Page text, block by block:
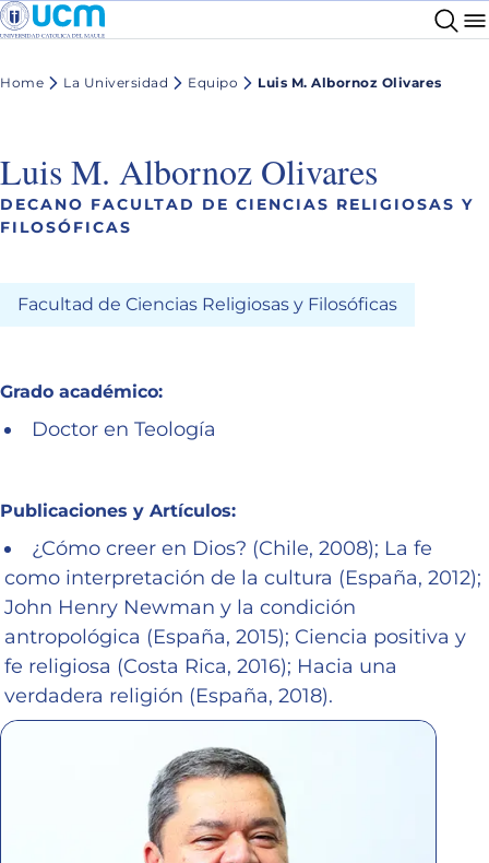
Home La Universidad Equipo Luis M. Albornoz Olivares
Luis M. Albornoz Olivares
DECANO FACULTAD DE CIENCIAS RELIGIOSAS Y
FILOSÓFICAS
Facultad de Ciencias Religiosas y Filosóficas
Grado académico:
Doctor en Teología
Publicaciones y Artículos:
¿Cómo creer en Dios? (Chile, 2008); La fe
como interpretación de la cultura (España, 2012);
John Henry Newman y la condición
antropológica (España, 2015); Ciencia positiva y
fe religiosa (Costa Rica, 2016); Hacia una
verdadera religión (España, 2018).